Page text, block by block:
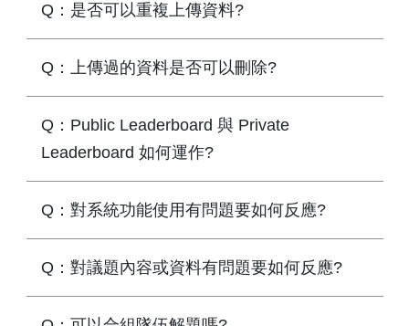
Q：是否可以重複上傳資料?
Q：上傳過的資料是否可以刪除?
Q：Public Leaderboard 與 Private
Leaderboard 如何運作?
Q：對系統功能使用有問題要如何反應?
Q：對議題內容或資料有問題要如何反應?